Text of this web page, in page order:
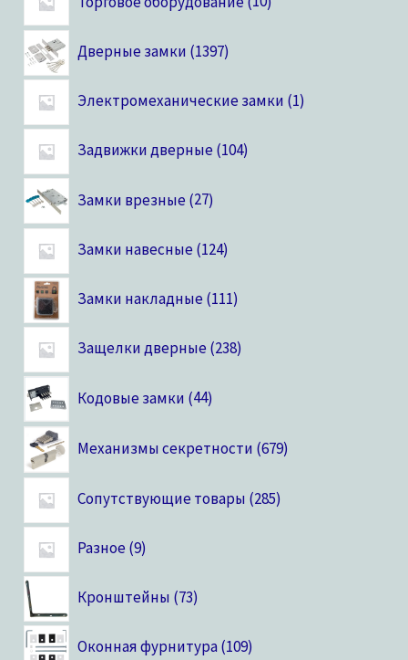
Дверные замки 1397
Электромеханические замки 1
Задвижки дверные 104
Замки врезные 27
Замки навесные 124
Замки накладные 111
Защелки дверные 238
Кодовые замки 44
Механизмы секретности 679
Сопутствующие товары 285
Разное 9
Кронштейны 73
Оконная фурнитура 109